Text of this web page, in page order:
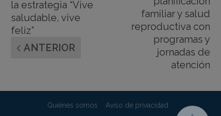
la estrategia “Vive
saludable, vive
feliz”
ANTERIOR
familiar y salud
reproductiva con
programas y
jornadas de
atención
Quiénes somos Aviso de privacidad